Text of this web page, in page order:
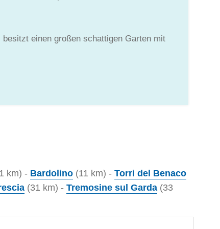
einen großen schattigen Garten mit
km) - Bardolino (11 km) - Torri del Benaco
(31 km) - Tremosine sul Garda (33